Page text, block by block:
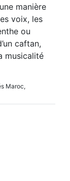
manière
voix, les
ou
caftan,
musicalité
Maroc,